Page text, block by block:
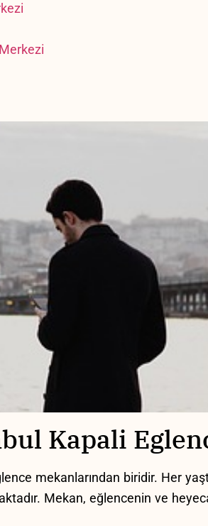
Kapali
mekanlarından biridir. Her
Mekan, eğlencenin ⁢ve